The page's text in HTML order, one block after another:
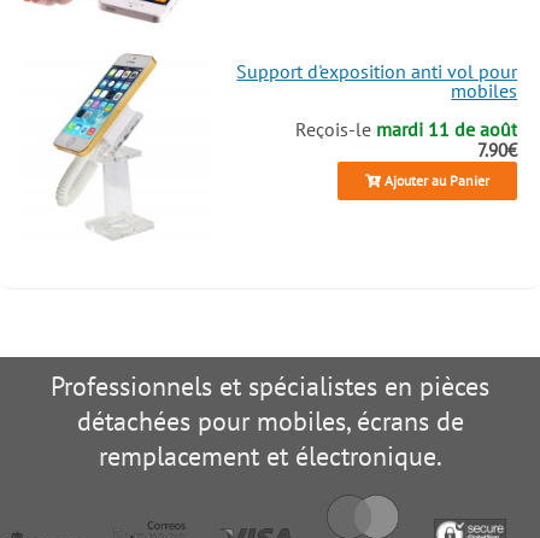
Support d'exposition anti vol pour
mobiles
Reçois-le mardi 11 de août
7.90€
Ajouter au Panier
Professionnels et spécialistes en pièces
détachées pour mobiles, écrans de
remplacement et électronique.